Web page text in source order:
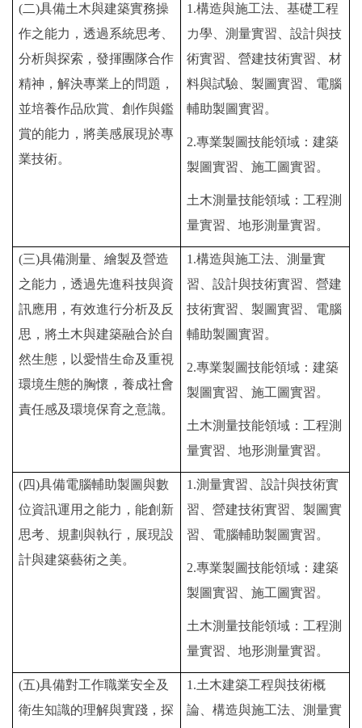
(二)具備土木與建築實務操
作之能力，透過系統思考、
分析與探索，發揮團隊合作
精神，解決專業上的問題，
並培養作品欣賞、創作與鑑
賞的能力，將美感展現於專
業技術。
1.構造與施工法、基礎工程
力學、測量實習、設計與技
術實習、營建技術實習、材
料與試驗、製圖實習、電腦
輔助製圖實習。
2.專業製圖技能領域：建築
製圖實習、施工圖實習。
土木測量技能領域：工程測
量實習、地形測量實習。
(三)具備測量、繪製及營造
之能力，透過先進科技與資
訊應用，有效進行分析及反
思，將土木與建築融合於自
然生態，以愛惜生命及重視
環境生態的胸懷，養成社會
責任感及環境保育之意識。
1.構造與施工法、測量實
習、設計與技術實習、營建
技術實習、製圖實習、電腦
輔助製圖實習。
2.專業製圖技能領域：建築
製圖實習、施工圖實習。
土木測量技能領域：工程測
量實習、地形測量實習。
(四)具備電腦輔助製圖與數
位資訊運用之能力，能創新
思考、規劃與執行，展現設
計與建築藝術之美。
1.測量實習、設計與技術實
習、營建技術實習、製圖實
習、電腦輔助製圖實習。
2.專業製圖技能領域：建築
製圖實習、施工圖實習。
土木測量技能領域：工程測
量實習、地形測量實習。
(五)具備對工作職業安全及
衛生知識的理解與實踐，探
1.土木建築工程與技術概
論、構造與施工法、測量實